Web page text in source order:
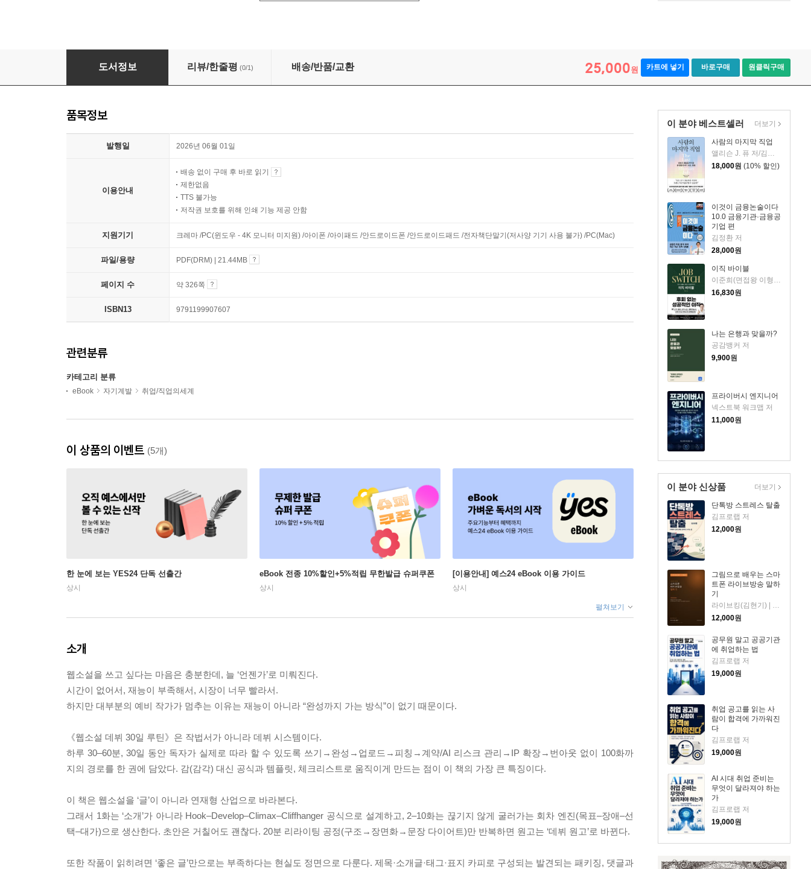
웹소설 작가 데뷔 30일 루틴
도서정보 리뷰/한줄평 (0/1) 배송/반품/교환 25,000원 카트에 넣기 바로구매 원클릭구매
이 분야 베스트셀러
사람의 마지막 직업
앨리슨 J. 퓨 저/김재경 역
18,000원 (10% 할인)
이것이 금융논술이다
10.0 금융기관·금융공
기업 편
김정환 저
28,000원
이직 바이블
이준희(면접왕 이형) 저
16,830원
나는 은행과 맞을까?
공감뱅커 저
9,900원
프라이버시 엔지니어
넥스트북 워크맵 저
11,000원
더보기
이 분야 신상품
단톡방 스트레스 탈출
김프로랩 저
12,000원
그림으로 배우는 스마
트폰 라이브방송 말하
기
라이브킹(김현기) | 홈쇼핑·라이브커머스 30년 방송 제작자이자 교육자. 스마트폰 콘텐츠 교육 전문. 저
12,000원
공무원 말고 공공기관
에 취업하는 법
김프로랩 저
19,000원
취업 공고를 읽는 사
람이 합격에 가까워진
다
김프로랩 저
19,000원
AI 시대 취업 준비는
무엇이 달라져야 하는
가
김프로랩 저
19,000원
더보기
품목정보
발행일 2026년 06월 01일
이용안내
배송 없이 구매 후 바로 읽기
제한없음
TTS 불가능
저작권 보호를 위해 인쇄 기능 제공 안함
지원기기 크레마 /PC(윈도우 - 4K 모니터 미지원) /아이폰 /아이패드 /안드로이드폰 /안드로이드패드 /전자책단말기(저사양 기기 사용 불가) /PC(Mac)
파일/용량 PDF(DRM) | 21.44MB
페이지 수 약 326쪽
ISBN13 9791199907607
관련분류
카테고리 분류
eBook 자기계발 취업/직업의세계
이 상품의 이벤트 (5개)
한 눈에 보는 YES24 단독 선출간
상시
eBook 전종 10%할인+5%적립 무한발급 슈퍼쿠폰
상시
[이용안내] 예스24 eBook 이용 가이드
상시
펼쳐보기
소개
웹소설을 쓰고 싶다는 마음은 충분한데, 늘 ‘언젠가’로 미뤄진다.
시간이 없어서, 재능이 부족해서, 시장이 너무 빨라서.
하지만 대부분의 예비 작가가 멈추는 이유는 재능이 아니라 “완성까지 가는 방식”이 없기 때문이다.
《웹소설 데뷔 30일 루틴》은 작법서가 아니라 데뷔 시스템이다.
하루 30–60분, 30일 동안 독자가 실제로 따라 할 수 있도록 쓰기→완성→업로드→피칭→계약/AI 리스크 관리→IP 확장→번아웃 없이 100화까
지의 경로를 한 권에 담았다. 감(감각) 대신 공식과 템플릿, 체크리스트로 움직이게 만드는 점이 이 책의 가장 큰 특징이다.
이 책은 웹소설을 ‘글’이 아니라 연재형 산업으로 바라본다.
그래서 1화는 ‘소개’가 아니라 Hook–Develop–Climax–Cliffhanger 공식으로 설계하고, 2–10화는 끊기지 않게 굴러가는 회차 엔진(목표–장애–선
택–대가)으로 생산한다. 초안은 거칠어도 괜찮다. 20분 리라이팅 공정(구조→장면화→문장 다이어트)만 반복하면 원고는 ‘데뷔 원고’로 바뀐다.
또한 작품이 읽히려면 ‘좋은 글’만으로는 부족하다는 현실도 정면으로 다룬다. 제목·소개글·태그·표지 카피로 구성되는 발견되는 패키징, 댓글과